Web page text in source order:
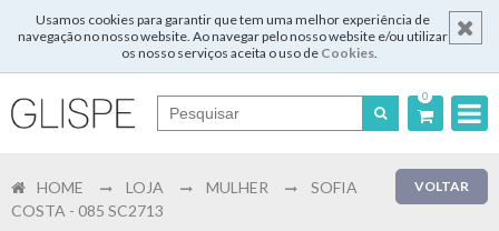
Usamos cookies para garantir que tem uma melhor experiência de
navegação no nosso website. Ao navegar pelo nosso website e/ou utilizar
os nosso serviços aceita o uso de Cookies.
0
English VOLTAR
HOME LOJA MULHER
SOFIA
COSTA - 085 SC2713